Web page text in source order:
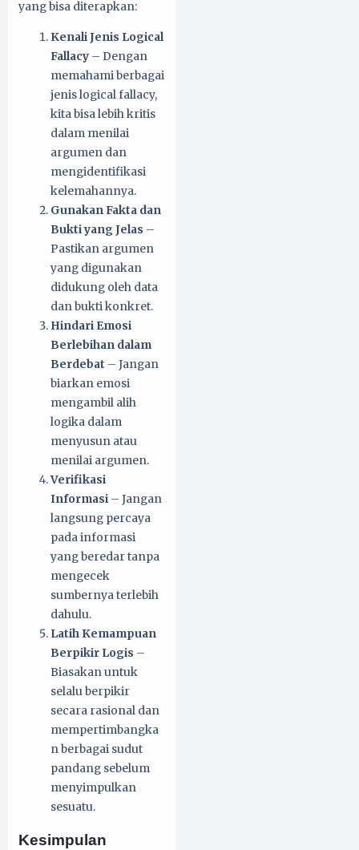
yang bisa diterapkan:
Kenali Jenis Logical
Fallacy – Dengan
memahami berbagai
jenis logical fallacy,
kita bisa lebih kritis
dalam menilai
argumen dan
mengidentifikasi
kelemahannya.
Gunakan Fakta dan
Bukti yang Jelas –
Pastikan argumen
yang digunakan
didukung oleh data
dan bukti konkret.
Hindari Emosi
Berlebihan dalam
Berdebat – Jangan
biarkan emosi
mengambil alih
logika dalam
menyusun atau
menilai argumen.
Verifikasi
Informasi – Jangan
langsung percaya
pada informasi
yang beredar tanpa
mengecek
sumbernya terlebih
dahulu.
Latih Kemampuan
Berpikir Logis –
Biasakan untuk
selalu berpikir
secara rasional dan
mempertimbangka
n berbagai sudut
pandang sebelum
menyimpulkan
sesuatu.
Kesimpulan